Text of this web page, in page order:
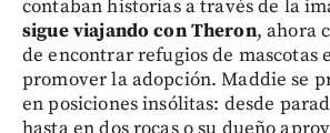
contaban historias a través de la
sigue viajando con Theron, ahora
de encontrar refugios de mascotas
promover la adopción. Maddie se
en posiciones insólitas: desde
hasta en dos rocas o su dueño